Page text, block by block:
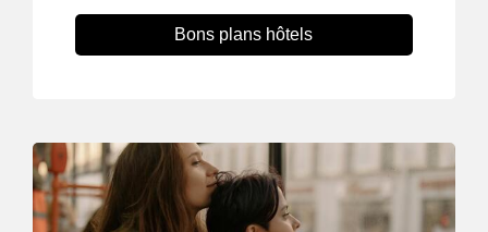
Bons plans hôtels